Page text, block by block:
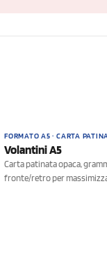
FORMATO A5 · CARTA
Volantini A5
Carta patinata opaca,
fronte/retro per